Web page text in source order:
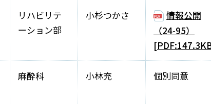
リハビリテ
ーション部
小杉つかさ
情報公開
（24-95）
麻酔科 小林充 個別同意